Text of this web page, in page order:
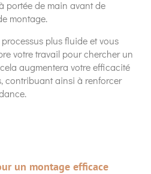
portée de main avant de
montage.
plus fluide et vous
votre travail pour chercher un
augmentera votre efficacité
contribuant ainsi à renforcer
un montage efficace